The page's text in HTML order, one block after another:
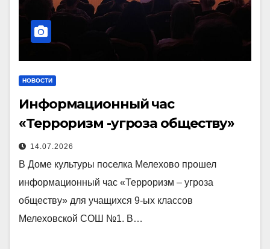
НОВОСТИ
Информационный час
«Терроризм -угроза обществу»
14.07.2026
В Доме культуры поселка Мелехово прошел
информационный час «Терроризм – угроза
обществу» для учащихся 9-ых классов
Мелеховской СОШ №1. В…